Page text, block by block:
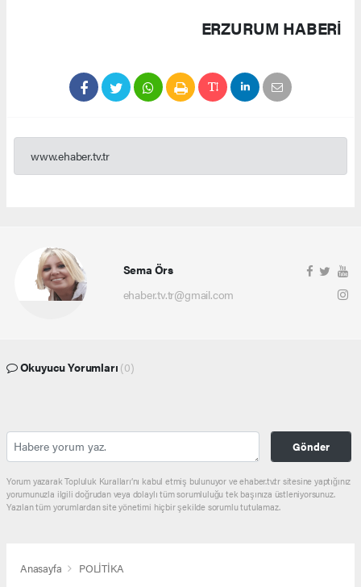
ERZURUM HABERİ
www.ehaber.tv.tr
Sema Örs
ehaber.tv.tr@gmail.com
Okuyucu Yorumları (0)
Gönder
Yorum yazarak Topluluk Kuralları’nı kabul etmiş bulunuyor ve ehaber.tv.tr sitesine yaptığınız
yorumunuzla ilgili doğrudan veya dolaylı tüm sorumluluğu tek başınıza üstleniyorsunuz.
Yazılan tüm yorumlardan site yönetimi hiçbir şekilde sorumlu tutulamaz.
Anasayfa POLİTİKA